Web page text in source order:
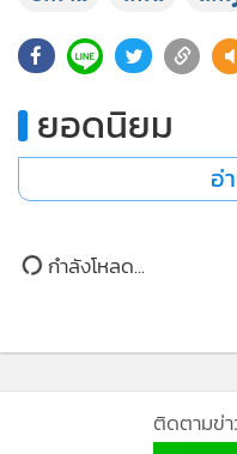
(ที่มา:เวิลด์นิวส์)
อิหร่าน โดรน
ยอดนิยม